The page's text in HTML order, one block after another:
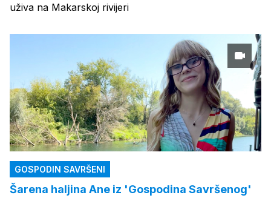
uživa na Makarskoj rivijeri
GOSPODIN SAVRŠENI
Šarena haljina Ane iz 'Gospodina Savršenog'